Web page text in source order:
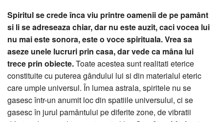
Spiritul se crede înca viu printre oamenii de pe pamânt
si li se adreseaza chiar, dar nu este auzit, caci vocea lui
nu mai este sonora, este o voce spirituala. Vrea sa
aseze unele lucruri prin casa, dar vede ca mâna lui
trece prin obiecte.Toate acestea sunt realitati eterice
constituite cu puterea gândului lui si din materialul eteric
care umple universul. În lumea astrala, spiritele nu se
gasesc într-un anumit loc din spatiile universului, ci se
gasesc în jurul pamântului pe diferite zone, de vibratii